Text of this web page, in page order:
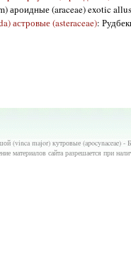
ароидные (araceae) exotic
астровые (asteraceae):
(vinca major) кутровые (apocynaceae) -
материалов сайта разрешается при